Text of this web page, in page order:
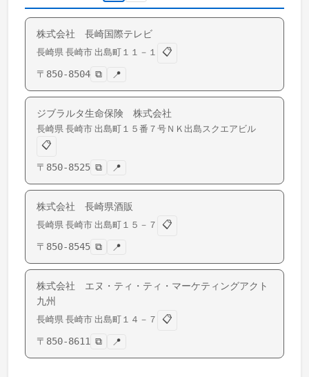
株式会社 長崎国際テレビ
長崎県 長崎市 出島町 １１－１
📋
〒 850-8504 ⧉ 📍
ジブラルタ生命保険 株式会社
長崎県 長崎市 出島町 １５番７号ＮＫ出島スクエアビル
📋
〒 850-8525 ⧉ 📍
株式会社 長崎県酒販
長崎県 長崎市 出島町 １５－７
📋
〒 850-8545 ⧉ 📍
株式会社 エヌ・ティ・ティ・マーケティングアクト
九州
長崎県 長崎市 出島町 １４－７
📋
〒 850-8611 ⧉ 📍